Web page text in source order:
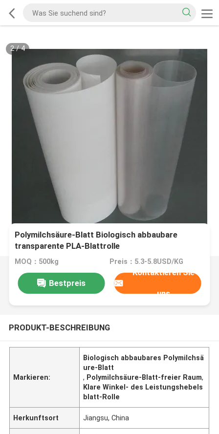
2/4
Polymilchsäure-Blatt Biologisch abbaubare
transparente PLA-Blattrolle
MOQ：500kg Preis：5.3-5.8USD/KG
Bestpreis
Kontaktieren Sie
uns
PRODUKT-BESCHREIBUNG
Markieren:
Biologisch abbaubares Polymilchsä
ure-Blatt
, Polymilchsäure-Blatt-freier Raum,
Klare Winkel- des Leistungshebels
blatt-Rolle
Herkunftsort Jiangsu, China